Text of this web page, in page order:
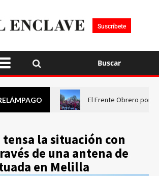
Suscríbete
Buscar
El Frente Obrero pone
tensa la situación con
de una antena de
en Melilla